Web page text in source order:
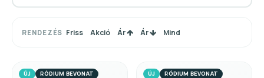
RENDEZÉS Friss Akció Ár Ár Mind
ÚJ RÓDIUM BEVONAT ÚJ RÓDIUM BEVONAT